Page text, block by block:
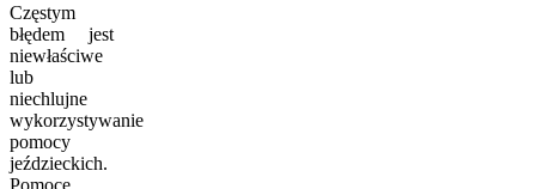
Częstym
błędem jest
niewłaściwe
lub
niechlujne
wykorzystywanie
pomocy
jeździeckich.
Pomoce